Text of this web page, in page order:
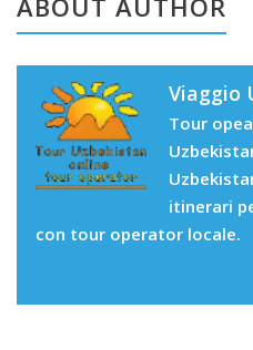
ABOUT AUTHOR
Viaggio
Tour
itinerari
con tour operator locale.